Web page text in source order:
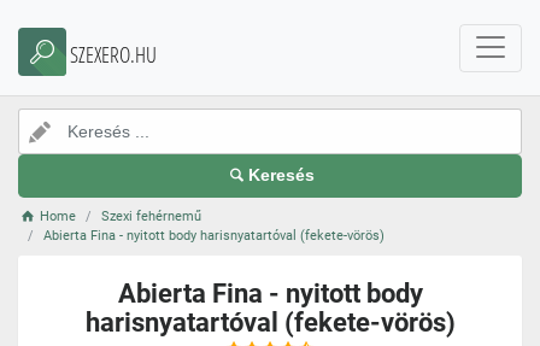
SZEXERO.HU
Keresés
Home
Szexi fehérnemű
Abierta Fina - nyitott body harisnyatartóval (fekete-vörös)
Abierta Fina - nyitott body
harisnyatartóval (fekete-vörös)